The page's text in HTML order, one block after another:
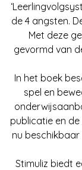
de 4 angsten.
Met deze
gevormd van
In het boek
spel en
publicatie en
nu beschikbaar
Stimuliz biedt